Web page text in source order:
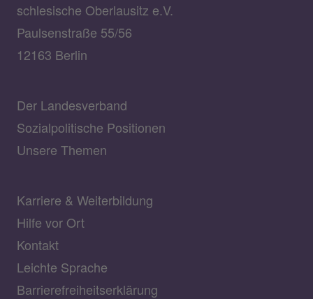
schlesische Oberlausitz e.V.
Paulsenstraße 55/56
12163 Berlin
Der Landesverband
Sozialpolitische Positionen
Unsere Themen
Karriere & Weiterbildung
Hilfe vor Ort
Kontakt
Leichte Sprache
Barrierefreiheitserklärung